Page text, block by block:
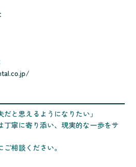
だと思えるようになりたい」
丁寧に寄り添い、現実的な一歩をサ
相談ください。